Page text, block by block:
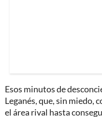
Esos minutos de
Leganés, que, sin miedo,
el área rival hasta